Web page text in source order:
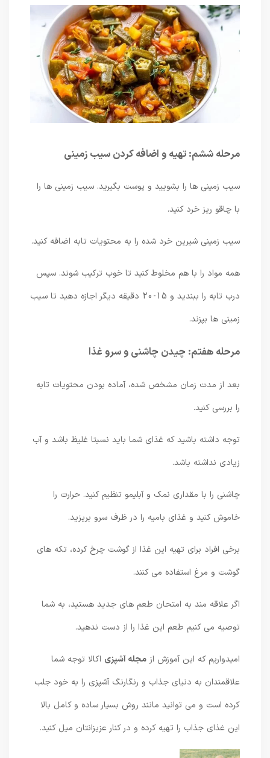
مرحله ششم: تهیه و اضافه کردن سیب زمینی
سیب زمینی ها را بشویید و پوست بگیرید. سیب زمینی ها را
با چاقو ریز خرد کنید.
سیب زمینی شیرین خرد شده را به محتویات تابه اضافه کنید.
همه مواد را با هم مخلوط کنید تا خوب ترکیب شوند. سپس
درب تابه را ببندید و 15-20 دقیقه دیگر اجازه دهید تا سیب
زمینی ها بپزند.
مرحله هفتم: چیدن چاشنی و سرو غذا
بعد از مدت زمان مشخص شده، آماده بودن محتویات تابه
را بررسی کنید.
توجه داشته باشید که غذای شما باید نسبتا غلیظ باشد و آب
زیادی نداشته باشد.
چاشنی را با مقداری نمک و آبلیمو تنظیم کنید. حرارت را
خاموش کنید و غذای بامیه را در ظرف سرو بریزید.
برخی افراد برای تهیه این غذا از گوشت چرخ کرده، تکه های
گوشت و مرغ استفاده می کنند.
اگر علاقه مند به امتحان طعم های جدید هستید، به شما
توصیه می کنیم طعم این غذا را از دست ندهید.
امیدواریم که این آموزش ازمجله آشپزیاکالا توجه شما
علاقمندان به دنیای جذاب و رنگارنگ آشپزی را به خود جلب
کرده است و می توانید مانند روش بسیار ساده و کامل بالا
این غذای جذاب را تهیه کرده و در کنار عزیزانتان میل کنید.